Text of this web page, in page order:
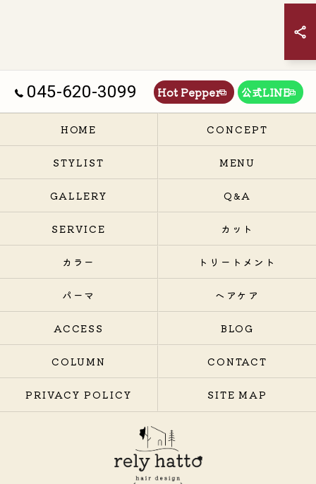
045-620-3099 Hot Pepper 公式LINE
HOME CONCEPT
STYLIST MENU
GALLERY Q&A
SERVICE カット
カラー トリートメント
パーマ ヘアケア
ACCESS BLOG
COLUMN CONTACT
PRIVACY POLICY SITE MAP